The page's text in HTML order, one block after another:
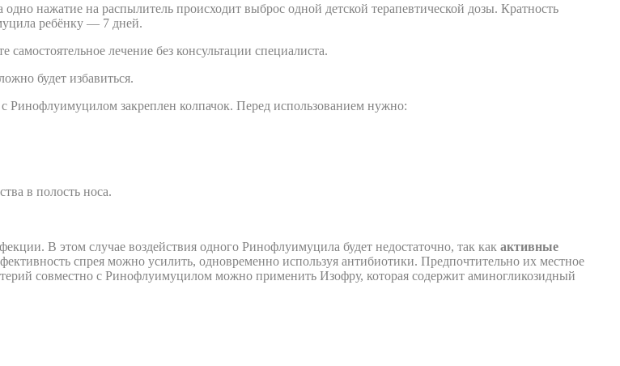
одно нажатие на распылитель происходит выброс одной детской терапевтической дозы. Кратность
ребёнку — 7 дней.
лечение без консультации специалиста.
будет избавиться.
Ринофлуимуцилом закреплен колпачок. Перед использованием нужно:
в полость носа.
В этом случае воздействия одного Ринофлуимуцила будет недостаточно, так как активные
спрея можно усилить, одновременно используя антибиотики. Предпочтительно их местное
совместно с Ринофлуимуцилом можно применить Изофру, которая содержит аминогликозидный